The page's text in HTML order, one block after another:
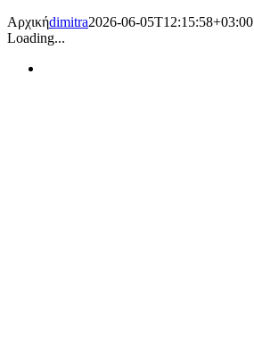
Αρχικήdimitra2026-06-05T12:15:58+03:00
Loading...